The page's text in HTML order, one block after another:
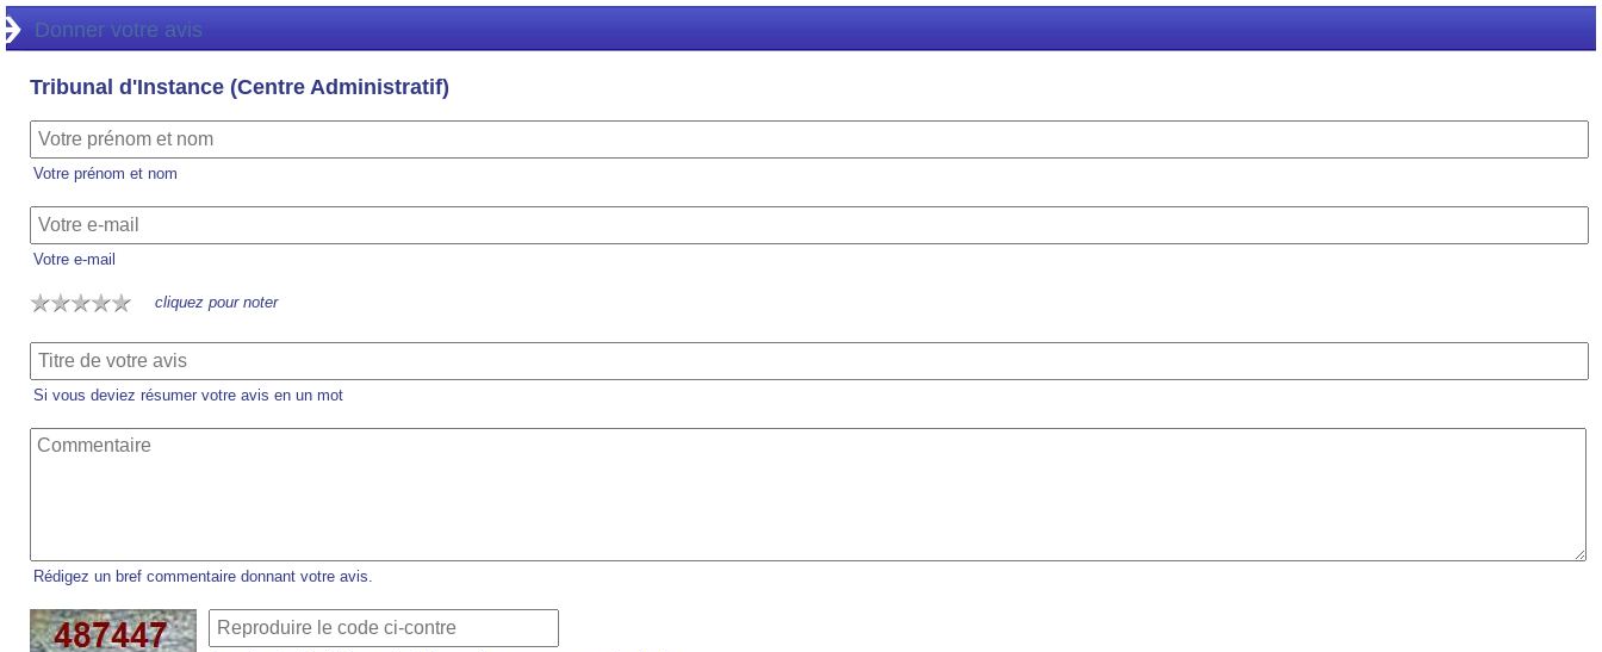
Donner votre avis
Tribunal d'Instance (Centre Administratif)
Votre prénom et nom
Votre e-mail
cliquez pour noter
Si vous deviez résumer votre avis en un mot
Rédigez un bref commentaire donnant votre avis.